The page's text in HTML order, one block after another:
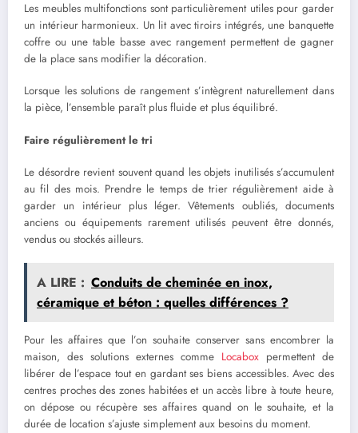
Les meubles multifonctions sont particulièrement utiles pour garder
un intérieur harmonieux. Un lit avec tiroirs intégrés, une banquette
coffre ou une table basse avec rangement permettent de gagner
de la place sans modifier la décoration.
Lorsque les solutions de rangement s’intègrent naturellement dans
la pièce, l’ensemble paraît plus fluide et plus équilibré.
Faire régulièrement le tri
Le désordre revient souvent quand les objets inutilisés s’accumulent
au fil des mois. Prendre le temps de trier régulièrement aide à
garder un intérieur plus léger. Vêtements oubliés, documents
anciens ou équipements rarement utilisés peuvent être donnés,
vendus ou stockés ailleurs.
A LIRE : Conduits de cheminée en inox,
céramique et béton : quelles différences ?
Pour les affaires que l’on souhaite conserver sans encombrer la
maison, des solutions externes comme Locabox permettent de
libérer de l’espace tout en gardant ses biens accessibles. Avec des
centres proches des zones habitées et un accès libre à toute heure,
on dépose ou récupère ses affaires quand on le souhaite, et la
durée de location s’ajuste simplement aux besoins du moment.